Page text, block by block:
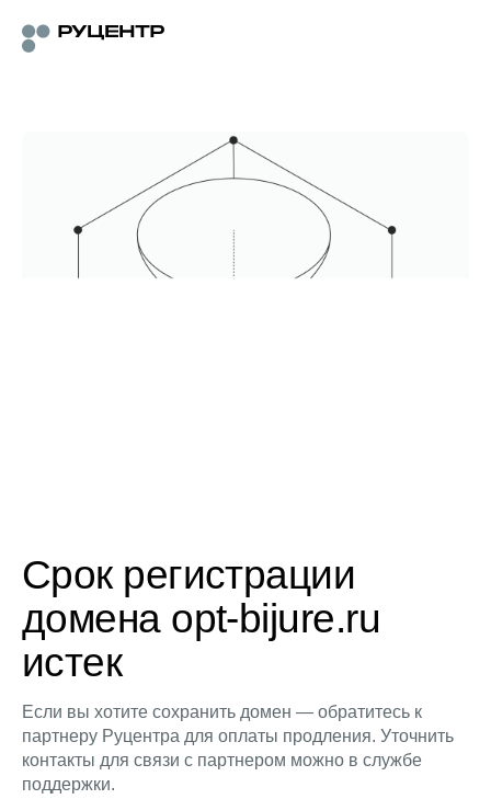
Срок регистрации
домена opt-bijure.ru
истек
Если вы хотите сохранить домен — обратитесь к
партнеру Руцентра для оплаты продления. Уточнить
контакты для связи с партнером можно в службе
поддержки.